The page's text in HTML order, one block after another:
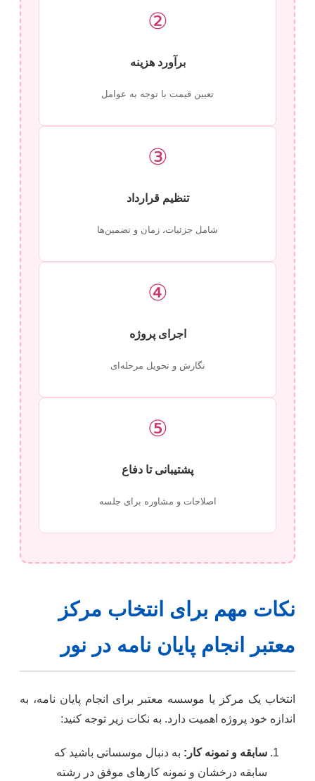
②
برآورد هزینه
تعیین قیمت با توجه به عوامل
③
تنظیم قرارداد
شامل جزئیات، زمان و تضمین‌ها
④
اجرای پروژه
نگارش و تحویل مرحله‌ای
⑤
پشتیبانی تا دفاع
اصلاحات و مشاوره برای جلسه
نکات مهم برای انتخاب مرکز
معتبر انجام پایان نامه در نور
انتخاب یک مرکز یا موسسه معتبر برای انجام پایان نامه، به
اندازه خود پروژه اهمیت دارد. به نکات زیر توجه کنید:
سابقه و نمونه کار: به دنبال موسساتی باشید که
سابقه درخشان و نمونه کارهای موفق در رشته